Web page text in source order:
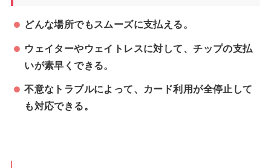
どんな場所でもスムーズに支払える。
ウェイターやウェイトレスに対して、チップの支払
いが素早くできる。
不意なトラブルによって、カード利用が全停止して
も対応できる。